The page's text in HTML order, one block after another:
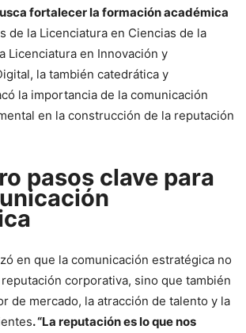
fortalecer la formación académica
de la Licenciatura en Ciencias de la
Licenciatura en Innovación y
la también catedrática y
la importancia de la comunicación
en la construcción de la reputación
pasos clave para
en que la comunicación estratégica no
corporativa, sino que también
de mercado, la atracción de talento y la
. “La reputación es lo que nos